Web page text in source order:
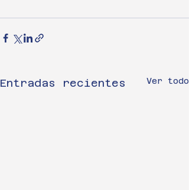
Entradas recientes Ver todo